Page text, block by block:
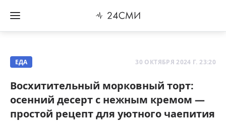
ЕДА 30 ОКТЯБРЯ 2024 Г. 23:20
Восхитительный морковный торт:
осенний десерт с нежным кремом —
простой рецепт для уютного чаепития